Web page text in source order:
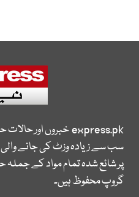
express.pkخبروں اور
سب سے زیادہ وزٹ کی جانے
پر شائع شدہ تمام مواد کے
گروپ محفوظ ہیں۔